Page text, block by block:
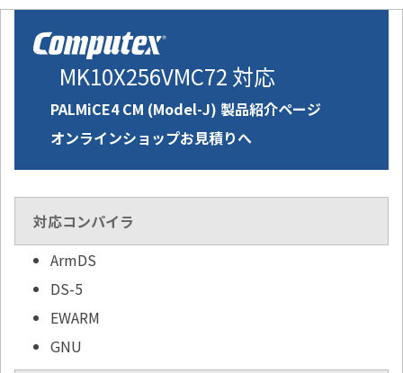
MK10X256VMC72 対応
PALMiCE4 CM (Model-J) 製品紹介ページ
オンラインショップお見積りへ
対応コンパイラ
ArmDS
DS-5
EWARM
GNU